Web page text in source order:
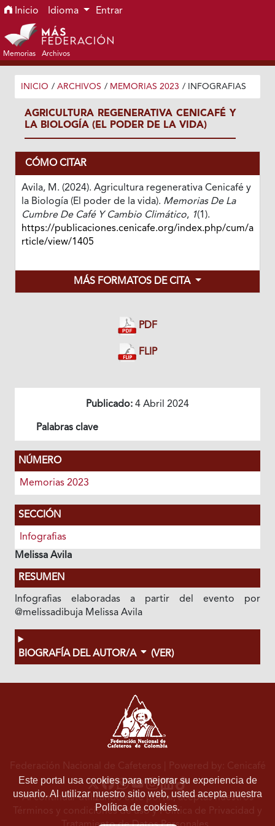
Ir al menú de navegación principal
Ir al contenido principal
Ir al pie de página del sitio
Inicio Idioma Entrar
Memorias Archivos
INICIO / ARCHIVOS / MEMORIAS 2023 / INFOGRAFIAS
AGRICULTURA REGENERATIVA CENICAFÉ Y
LA BIOLOGÍA (EL PODER DE LA VIDA)
CÓMO CITAR
Avila, M. (2024). Agricultura regenerativa Cenicafé y
la Biología (El poder de la vida). Memorias De La
Cumbre De Café Y Cambio Climático, 1(1).
https://publicaciones.cenicafe.org/index.php/cum/a
rticle/view/1405
MÁS FORMATOS DE CITA
PDF
FLIP
Publicado: 4 Abril 2024
Palabras clave
NÚMERO
Memorias 2023
SECCIÓN
Infografias
Melissa Avila
RESUMEN
Infografias elaboradas a partir del evento por
@melissadibuja Melissa Avila
BIOGRAFÍA DEL AUTOR/A (VER)
Este portal usa cookies para mejorar su experiencia de
usuario. Al utilizar nuestro sitio web, usted acepta nuestra
Política de cookies.
Federación Nacional de Cafeteros | Powered by: Cenicafé
Al continuar utilizando este portal, aceptas nuestros
Términos y condiciones de usoyPolítica de Privacidad y